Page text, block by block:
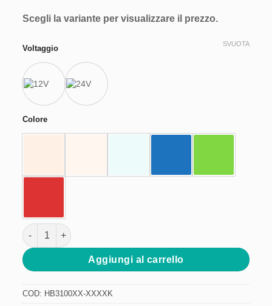
Scegli la variante per visualizzare il prezzo.
Voltaggio
Colore
SVUOTA
Modulo LED 3 Diodi - 1W 175° quantità
Aggiungi al carrello
COD: HB3100XX-XXXXK